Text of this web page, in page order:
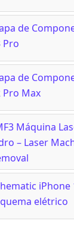
de
Pro
de
Pro Max
Máquina
– Laser
iPhone
elétrico